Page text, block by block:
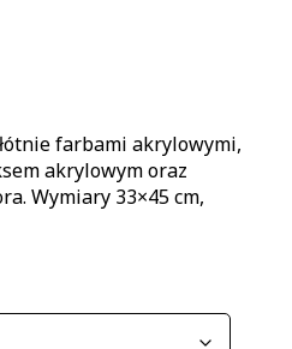
zł
farbami akrylowymi,
akrylowym oraz
Wymiary 33×45 cm,